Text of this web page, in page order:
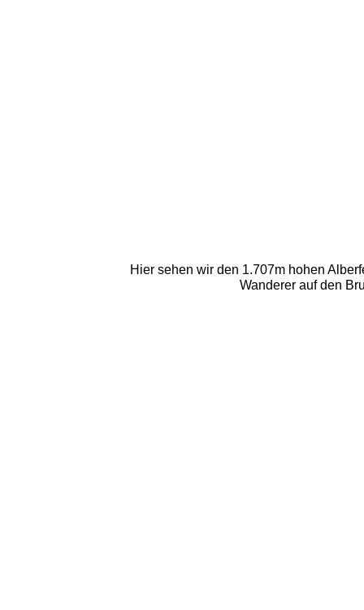
Hier sehen wir den 1.707m hohen
Wanderer auf den